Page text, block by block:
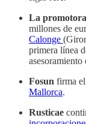
La
millones de
Calonge
primera línea
asesoramiento
Fosun firma
Mallorca.
Rusticae